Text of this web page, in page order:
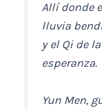
Allí donde
lluvia
y el Qi de
esperanza.
Yun Men,